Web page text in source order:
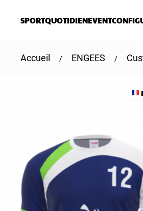
SPORTQUOTIDIENEVENT
Accueil ENGEES